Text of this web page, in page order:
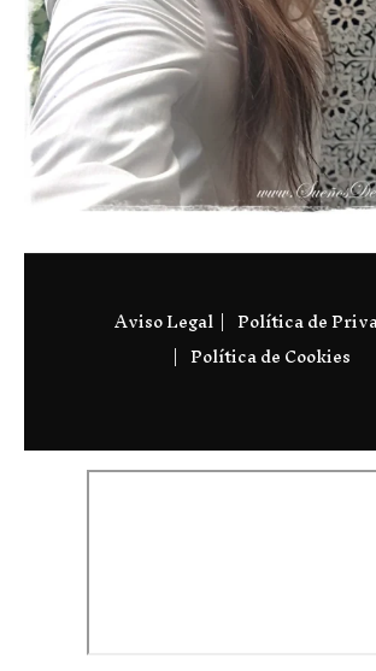
Aviso Legal
Política de
Política de Cookies